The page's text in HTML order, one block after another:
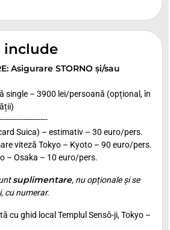
include
Asigurare STORNO și/sau
single – 3900 lei/persoană (opțional, în
Suica) – estimativ – 30 euro/pers.
viteză Tokyo – Kyoto – 90 euro/pers.
– Osaka – 10 euro/pers.
suplimentare, nu opționale și se
cu numerar.
cu ghid local Templul Sensō-ji, Tokyo –